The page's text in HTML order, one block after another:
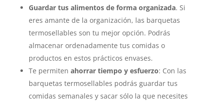
Guardar tus alimentos de forma organizada. Si
eres amante de la organización, las barquetas
termosellables son tu mejor opción. Podrás
almacenar ordenadamente tus comidas o
productos en estos prácticos envases.
Te permiten ahorrar tiempo y esfuerzo: Con las
barquetas termosellables podrás guardar tus
comidas semanales y sacar sólo la que necesites